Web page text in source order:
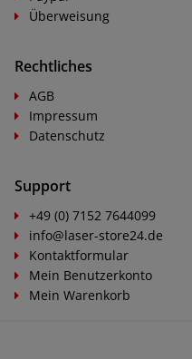
Support
+49 (0) 7152 7644099
info@laser-store24.de
Kontaktformular
Mein Benutzerkonto
Mein Warenkorb
Rechtliches
AGB
Impressum
Datenschutz
Überweisung